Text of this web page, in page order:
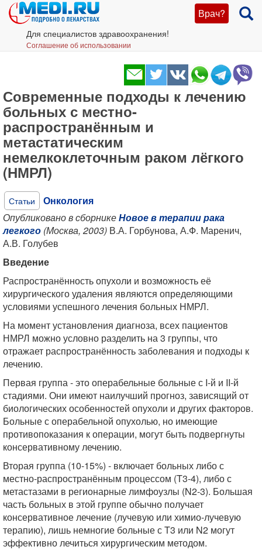
Врач?
Для специалистов здравоохранения!
Соглашение об использовании
Современные подходы к лечению
больных с местно-
распространённым и
метастатическим
немелкоклеточным раком лёгкого
(НМРЛ)
Статьи
Онкология
Опубликовано в сборникеНовое в терапии рака
легкого (Москва, 2003) В.А. Горбунова, А.Ф. Маренич,
А.В. Голубев
Введение
Распространённость опухоли и возможность её
хирургического удаления являются определяющими
условиями успешного лечения больных НМРЛ.
На момент установления диагноза, всех пациентов
НМРЛ можно условно разделить на 3 группы, что
отражает распространённость заболевания и подходы к
лечению.
Первая группа - это операбельные больные с I-й и II-й
стадиями. Они имеют наилучший прогноз, зависящий от
биологических особенностей опухоли и других факторов.
Больные с операбельной опухолью, но имеющие
противопоказания к операции, могут быть подвергнуты
консервативному лечению.
Вторая группа (10-15%) - включает больных либо с
местно-распространённым процессом (T3-4), либо с
метастазами в регионарные лимфоузлы (N2-3). Большая
часть больных в этой группе обычно получает
консервативное лечение (лучевую или химио-лучевую
терапию), лишь немногие больные с T3 или N2 могут
эффективно лечиться хирургическим методом.